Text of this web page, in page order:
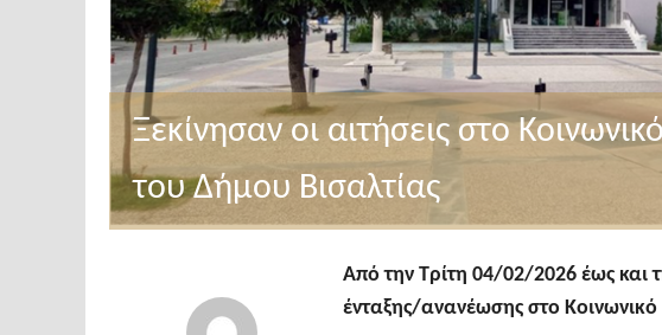
Ξεκίνησαν οι αιτήσεις στο
του Δήμου Βισαλτίας
Aπό την Τρίτη 04/02/2026 έως και
ένταξης/ανανέωσης στο